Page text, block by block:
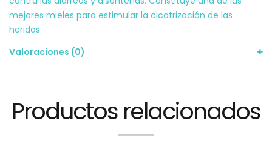
mejores mieles para estimular la cicatrización de las
heridas.
Valoraciones (0)
Productos relacionados